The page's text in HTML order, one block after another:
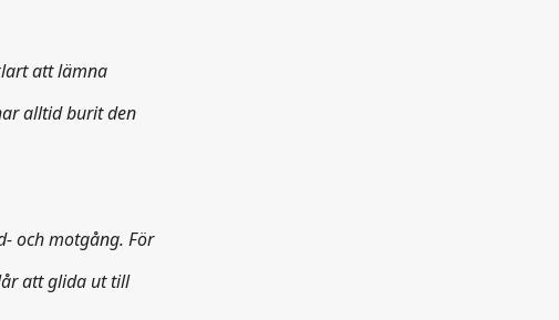
att lämna
alltid burit den
och motgång. För
att glida ut till